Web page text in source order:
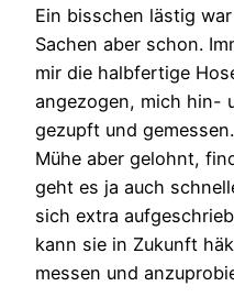
Ein bisschen lästig
Sachen aber schon.
mir die halbfertige
angezogen, mich hin-
gezupft und
Mühe aber gelohnt,
geht es ja auch
sich extra
kann sie in Zukunft
messen und